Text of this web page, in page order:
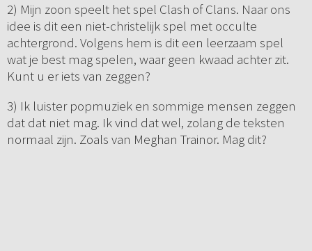
2) Mijn zoon speelt het spel Clash of Clans. Naar ons
idee is dit een niet-christelijk spel met occulte
achtergrond. Volgens hem is dit een leerzaam spel
wat je best mag spelen, waar geen kwaad achter zit.
Kunt u er iets van zeggen?
3) Ik luister popmuziek en sommige mensen zeggen
dat dat niet mag. Ik vind dat wel, zolang de teksten
normaal zijn. Zoals van Meghan Trainor. Mag dit?